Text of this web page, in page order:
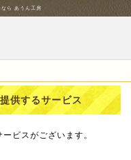
なら あうん工房
供するサービス
ビスがございます。